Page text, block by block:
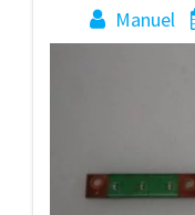
Manuel
entradas